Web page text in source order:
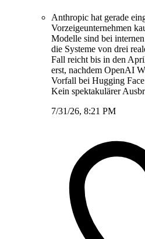
Anthropic hat gerade
Vorzeigeunternehmen
Modelle sind bei
die Systeme von drei
Fall reicht bis in den
erst, nachdem OpenAI
Vorfall bei Hugging
Kein spektakulärer
7/31/26, 8:21 PM